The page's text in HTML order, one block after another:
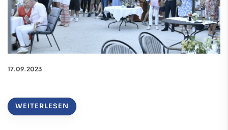
17.09.2023
WEITERLESEN